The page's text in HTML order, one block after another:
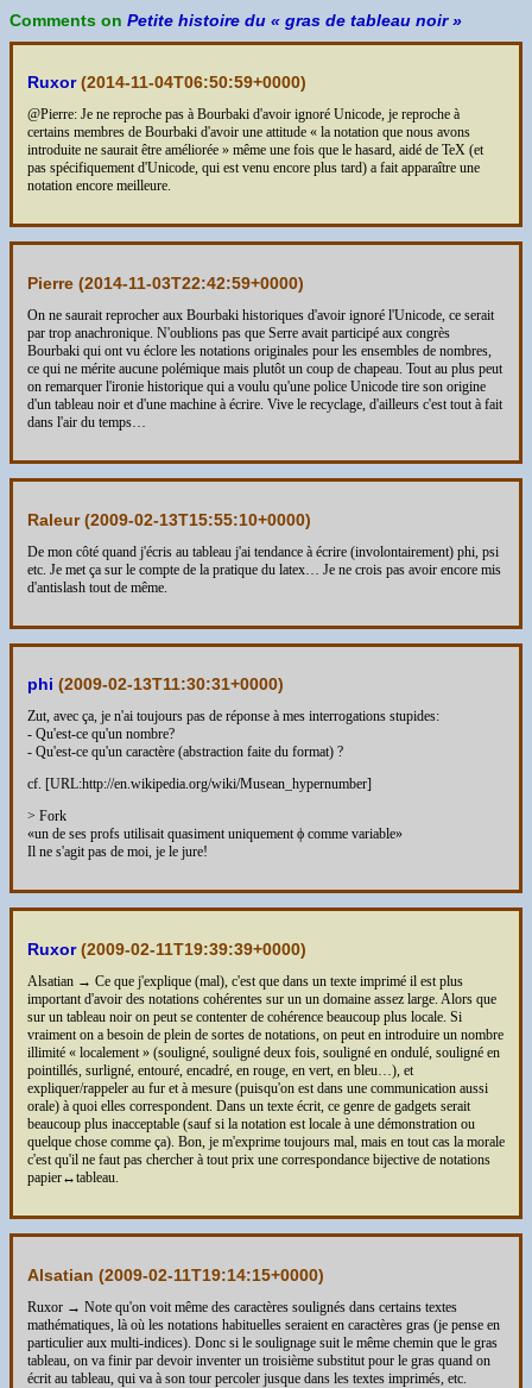
Comments on Petite histoire du « gras de tableau noir »
Ruxor(2014-11-04T06:50:59+0000)
@Pierre: Je ne reproche pas à Bourbaki d'avoir ignoré Unicode, je reproche à
certains membres de Bourbaki d'avoir une attitude « la notation que nous avons
introduite ne saurait être améliorée » même une fois que le hasard, aidé de TeX (et
pas spécifiquement d'Unicode, qui est venu encore plus tard) a fait apparaître une
notation encore meilleure.
Pierre (2014-11-03T22:42:59+0000)
On ne saurait reprocher aux Bourbaki historiques d'avoir ignoré l'Unicode, ce serait
par trop anachronique. N'oublions pas que Serre avait participé aux congrès
Bourbaki qui ont vu éclore les notations originales pour les ensembles de nombres,
ce qui ne mérite aucune polémique mais plutôt un coup de chapeau. Tout au plus peut
on remarquer l'ironie historique qui a voulu qu'une police Unicode tire son origine
d'un tableau noir et d'une machine à écrire. Vive le recyclage, d'ailleurs c'est tout à fait
dans l'air du temps…
Raleur (2009-02-13T15:55:10+0000)
De mon côté quand j'écris au tableau j'ai tendance à écrire (involontairement) phi, psi
etc. Je met ça sur le compte de la pratique du latex… Je ne crois pas avoir encore mis
d'antislash tout de même.
phi (2009-02-13T11:30:31+0000)
Zut, avec ça, je n'ai toujours pas de réponse à mes interrogations stupides:
- Qu'est-ce qu'un nombre?
- Qu'est-ce qu'un caractère (abstraction faite du format) ?
cf. [URL:http://en.wikipedia.org/wiki/Musean_hypernumber]
> Fork
«un de ses profs utilisait quasiment uniquement ϕ comme variable»
Il ne s'agit pas de moi, je le jure!
Ruxor(2009-02-11T19:39:39+0000)
Alsatian → Ce que j'explique (mal), c'est que dans un texte imprimé il est plus
important d'avoir des notations cohérentes sur un un domaine assez large. Alors que
sur un tableau noir on peut se contenter de cohérence beaucoup plus locale. Si
vraiment on a besoin de plein de sortes de notations, on peut en introduire un nombre
illimité « localement » (souligné, souligné deux fois, souligné en ondulé, souligné en
pointillés, surligné, entouré, encadré, en rouge, en vert, en bleu…), et
expliquer/rappeler au fur et à mesure (puisqu'on est dans une communication aussi
orale) à quoi elles correspondent. Dans un texte écrit, ce genre de gadgets serait
beaucoup plus inacceptable (sauf si la notation est locale à une démonstration ou
quelque chose comme ça). Bon, je m'exprime toujours mal, mais en tout cas la morale
c'est qu'il ne faut pas chercher à tout prix une correspondance bijective de notations
papier↔tableau.
Alsatian (2009-02-11T19:14:15+0000)
Ruxor → Note qu'on voit même des caractères soulignés dans certains textes
mathématiques, là où les notations habituelles seraient en caractères gras (je pense en
particulier aux multi-indices). Donc si le soulignage suit le même chemin que le gras
tableau, on va finir par devoir inventer un troisième substitut pour le gras quand on
écrit au tableau, qui va à son tour percoler jusque dans les textes imprimés, etc.